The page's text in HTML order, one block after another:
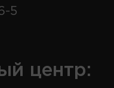
5
центр: